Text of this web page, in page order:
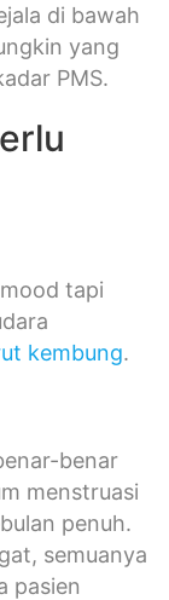
di bawah
yang
PMS.
tapi
kembung.
benar
menstruasi
penuh.
semuanya
pasien